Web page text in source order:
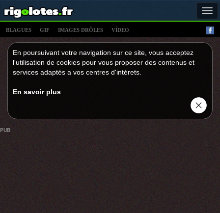
BLAGUES GIF IMAGES DRÔLES VÍDEO
En poursuivant votre navigation sur ce site, vous acceptez
l'utilisation de cookies pour vous proposer des contenus et
services adaptés a vos centres d'intérets.
En savoir plus
PUB